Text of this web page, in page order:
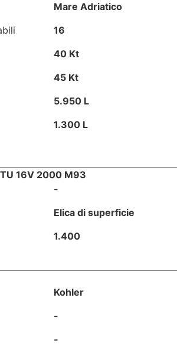
Mare Adriatico
16
40 Kt
45 Kt
5.950 L
1.300 L
16V 2000 M93
-
Elica di superficie
1.400
Kohler
-
-